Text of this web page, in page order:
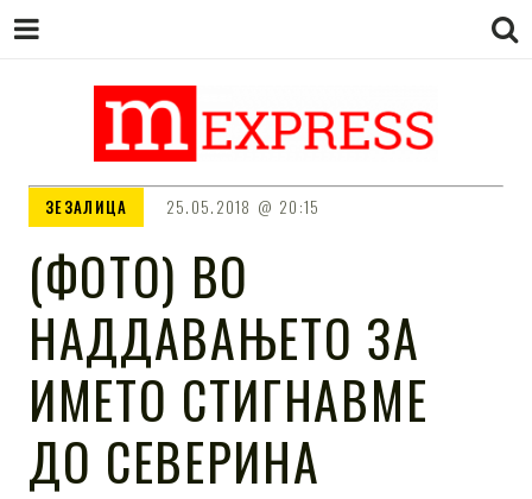
M EXPRESS
ЗЕЗАЛИЦА 25.05.2018 20:15
(ФОТО) ВО
НАДДАВАЊЕТО ЗА
ИМЕТО СТИГНАВМЕ
ДО СЕВЕРИНА